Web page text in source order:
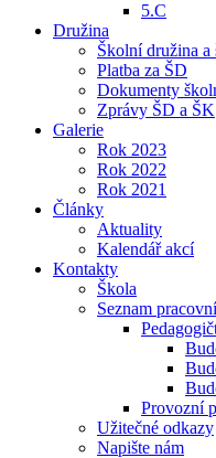
5.C
Družina
Školní družina
Platba za ŠD
Dokumenty
Zprávy ŠD a ŠK
Galerie
Rok 2023
Rok 2022
Rok 2021
Články
Aktuality
Kalendář akcí
Kontakty
Škola
Seznam
Provozní
Užitečné odkazy
Napište nám